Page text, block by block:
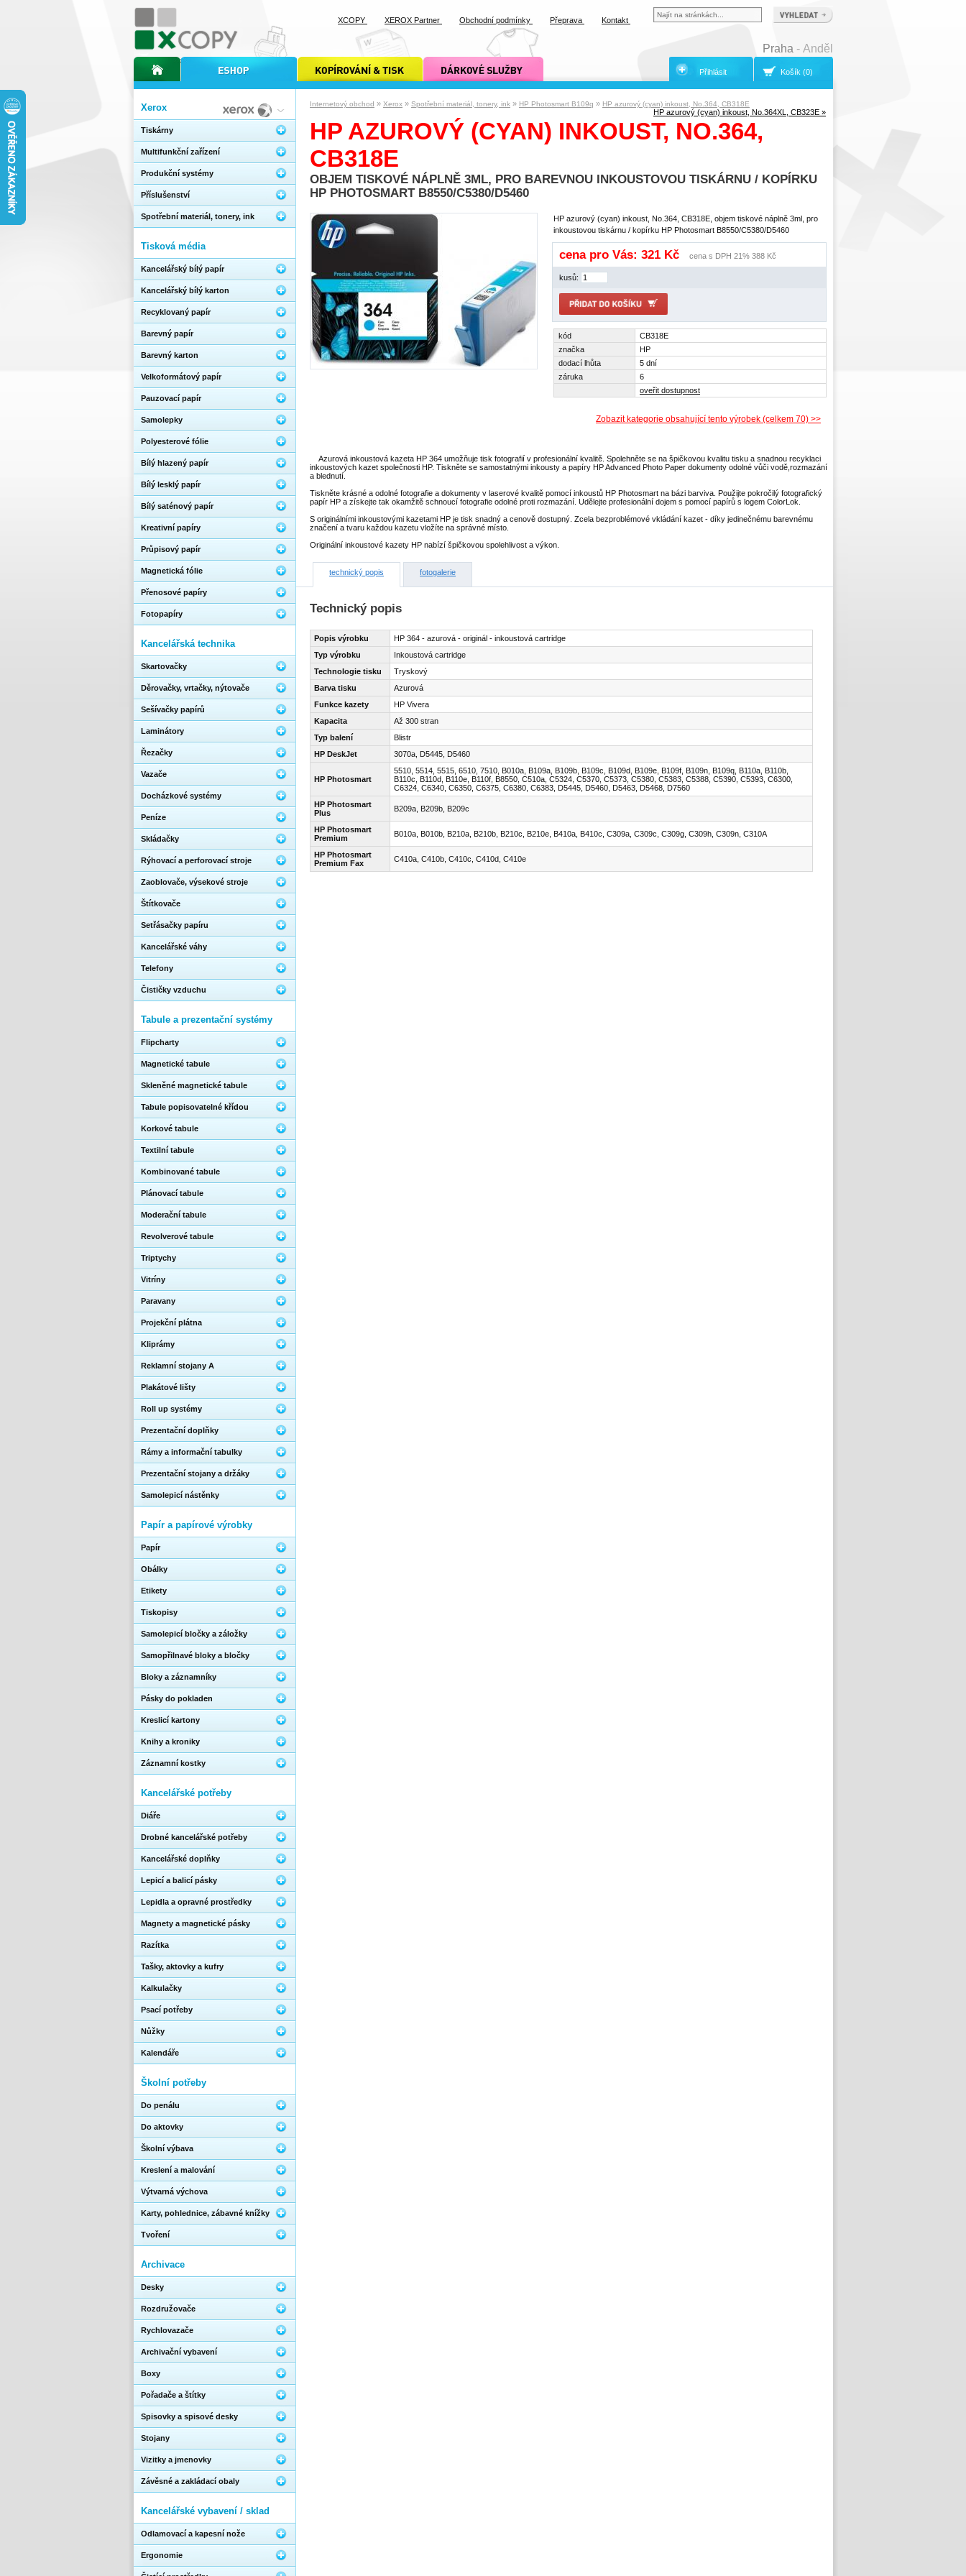
Internetový obchod » Xerox » Spotřební materiál, tonery, ink » HP Photosmart B109q » HP azurový (cyan) inkoust, No.364, CB318E
HP azurový (cyan) inkoust, No.364XL, CB323E »
HP AZUROVÝ (CYAN) INKOUST, NO.364,
CB318E
OBJEM TISKOVÉ NÁPLNĚ 3ML, PRO BAREVNOU INKOUSTOVOU TISKÁRNU / KOPÍRKU
HP PHOTOSMART B8550/C5380/D5460
HP azurový (cyan) inkoust, No.364, CB318E, objem tiskové náplně 3ml, pro
inkoustovou tiskárnu / kopírku HP Photosmart B8550/C5380/D5460
cena pro Vás: 321 Kč cena s DPH 21% 388 Kč
kusů:
kód
CB318E
značka
HP
dodací lhůta
5 dní
záruka
6
oveřit dostupnost
Zobazit kategorie obsahující tento výrobek (celkem 70) >>
Azurová inkoustová kazeta HP 364 umožňuje tisk fotografií v profesionální kvalitě. Spolehněte se na špičkovou kvalitu tisku a snadnou recyklaci
inkoustových kazet společnosti HP. Tiskněte se samostatnými inkousty a papíry HP Advanced Photo Paper dokumenty odolné vůči vodě,rozmazání
a blednutí.
Tiskněte krásné a odolné fotografie a dokumenty v laserové kvalitě pomocí inkoustů HP Photosmart na bázi barviva. Použijte pokročilý fotografický
papír HP a získejte tak okamžitě schnoucí fotografie odolné proti rozmazání. Udělejte profesionální dojem s pomocí papírů s logem ColorLok.
S originálními inkoustovými kazetami HP je tisk snadný a cenově dostupný. Zcela bezproblémové vkládání kazet - díky jedinečnému barevnému
značení a tvaru každou kazetu vložíte na správné místo.
Originální inkoustové kazety HP nabízí špičkovou spolehlivost a výkon.
technický popis fotogalerie
Technický popis
Popis výrobku
HP 364 - azurová - originál - inkoustová cartridge
Typ výrobku
Inkoustová cartridge
Technologie tisku
Tryskový
Barva tisku
Azurová
Funkce kazety
HP Vivera
Kapacita
Až 300 stran
Typ balení
Blistr
HP DeskJet
3070a, D5445, D5460
HP Photosmart
5510, 5514, 5515, 6510, 7510, B010a, B109a, B109b, B109c, B109d, B109e, B109f, B109n, B109q, B110a, B110b,
B110c, B110d, B110e, B110f, B8550, C510a, C5324, C5370, C5373, C5380, C5383, C5388, C5390, C5393, C6300,
C6324, C6340, C6350, C6375, C6380, C6383, D5445, D5460, D5463, D5468, D7560
HP Photosmart
Plus
B209a, B209b, B209c
HP Photosmart
Premium
B010a, B010b, B210a, B210b, B210c, B210e, B410a, B410c, C309a, C309c, C309g, C309h, C309n, C310A
HP Photosmart
Premium Fax
C410a, C410b, C410c, C410d, C410e
Xerox
Tiskárny
Multifunkční zařízení
Produkční systémy
Příslušenství
Spotřební materiál, tonery, ink
Tisková média
Kancelářský bílý papír
Kancelářský bílý karton
Recyklovaný papír
Barevný papír
Barevný karton
Velkoformátový papír
Pauzovací papír
Samolepky
Polyesterové fólie
Bílý hlazený papír
Bílý lesklý papír
Bílý saténový papír
Kreativní papíry
Průpisový papír
Magnetická fólie
Přenosové papíry
Fotopapíry
Kancelářská technika
Skartovačky
Děrovačky, vrtačky, nýtovače
Sešívačky papírů
Laminátory
Řezačky
Vazače
Docházkové systémy
Peníze
Skládačky
Rýhovací a perforovací stroje
Zaoblovače, výsekové stroje
Štítkovače
Setřásačky papíru
Kancelářské váhy
Telefony
Čističky vzduchu
Tabule a prezentační systémy
Flipcharty
Magnetické tabule
Skleněné magnetické tabule
Tabule popisovatelné křídou
Korkové tabule
Textilní tabule
Kombinované tabule
Plánovací tabule
Moderační tabule
Revolverové tabule
Triptychy
Vitríny
Paravany
Projekční plátna
Kliprámy
Reklamní stojany A
Plakátové lišty
Roll up systémy
Prezentační doplňky
Rámy a informační tabulky
Prezentační stojany a držáky
Samolepicí nástěnky
Papír a papírové výrobky
Papír
Obálky
Etikety
Tiskopisy
Samolepicí bločky a záložky
Samopřilnavé bloky a bločky
Bloky a záznamníky
Pásky do pokladen
Kreslicí kartony
Knihy a kroniky
Záznamní kostky
Kancelářské potřeby
Diáře
Drobné kancelářské potřeby
Kancelářské doplňky
Lepicí a balicí pásky
Lepidla a opravné prostředky
Magnety a magnetické pásky
Razítka
Tašky, aktovky a kufry
Kalkulačky
Psací potřeby
Nůžky
Kalendáře
Školní potřeby
Do penálu
Do aktovky
Školní výbava
Kreslení a malování
Výtvarná výchova
Karty, pohlednice, zábavné knížky
Tvoření
Archivace
Desky
Rozdružovače
Rychlovazače
Archivační vybavení
Boxy
Pořadače a štítky
Spisovky a spisové desky
Stojany
Vizitky a jmenovky
Závěsné a zakládací obaly
Kancelářské vybavení / sklad
Odlamovací a kapesní nože
Ergonomie
úvodní stránka xcopyinternetový obchod xcopy kopírování a tisk xcopy dárkové služby xcopy
XCOPY XEROX Partner Obchodní podmínky Přeprava Kontakt
Praha - Anděl
Košík (0)
Přihlásit